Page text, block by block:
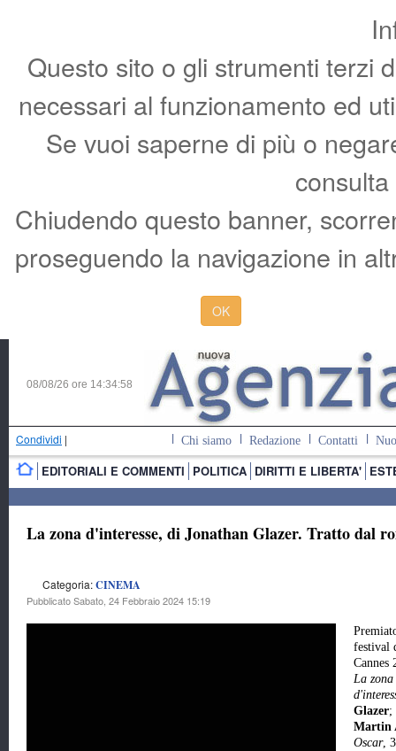
Questo sito o gli strumenti terzi
necessari al funzionamento ed
Se vuoi saperne di più o
Chiudendo questo banner,
proseguendo la navigazione in
OK
08/08/26 ore 14:34:59
Condividi | Chi siamo Redazione Contatti
EDITORIALI E COMMENTI POLITICA DIRITTI E LIBERTA'
La zona d'interesse, di Jonathan Glazer. Tratto dal
Categoria:CINEMA
Pubblicato Sabato, 24 Febbraio 2024 15:19
festival
Cannes
La zona
Glazer;
Martin
Oscar,